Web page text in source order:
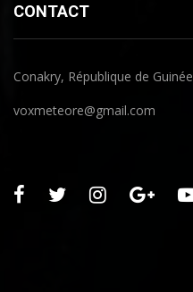
CONTACT
Conakry, République de Guinée
voxmeteore@gmail.com